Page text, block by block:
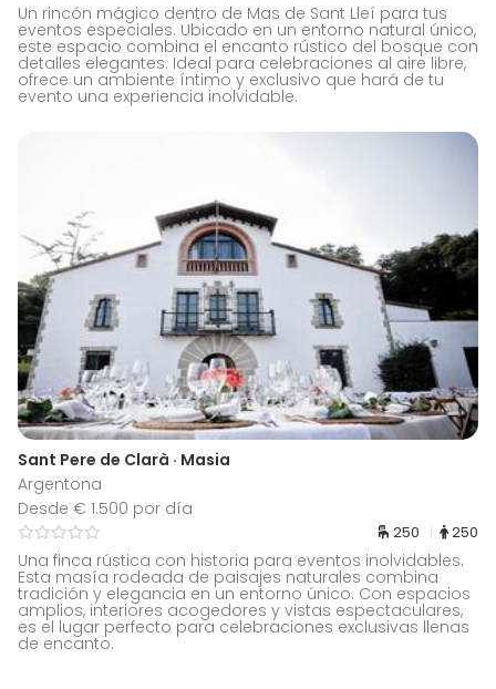
Un rincón mágico dentro de Mas de Sant Lleí para tus
eventos especiales. Ubicado en un entorno natural único,
este espacio combina el encanto rústico del bosque con
detalles elegantes. Ideal para celebraciones al aire libre,
ofrece un ambiente íntimo y exclusivo que hará de tu
evento una experiencia inolvidable.
Sant Pere de Clarà · Masia
Argentona
Desde € 1.500 por día
250 250
Una finca rústica con historia para eventos inolvidables.
Esta masía rodeada de paisajes naturales combina
tradición y elegancia en un entorno único. Con espacios
amplios, interiores acogedores y vistas espectaculares,
es el lugar perfecto para celebraciones exclusivas llenas
de encanto.